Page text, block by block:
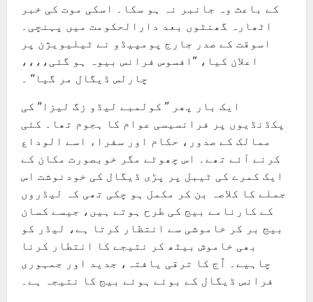
کے باعث وہ جانبر نہ ہو سکا۔ اسکی موت کی خبر
اٹھارہ گھنٹوں بعد دارالحکومت میں پہنچی۔
اسوقت کے صدر جارج پومپیڈو نے ٹیلیویژن پر
اعلان کیا، ’’افسوس فرانس بیوہ ہو گئی،،،،
چارلس ڈیگال مر گیا‘‘ ۔
ایک بار پھر ’’ کولمبے لیڈو زگ لیزا‘‘ کی
پکڈنڈیوں پر فرانسیسی عوام کا ہجوم تھا۔ کئی
ممالک کے صدور، حکام اور سفراء اسے الوداع
کرنے آئے تھے۔ اس چھوٹے مگر خوبصورت مکان کے
ایک کمرے کی ٹیبل پر پڑی ڈیگال کی خودنوشت اس
جملے کا کلاصہ بن کر مکمل ہو چکی تھی کہ لیڈروں
کے کارنامے بیج کی طرح ہوتے ہیں، جیسے کسان
بیج بر کر خاموشی سے انتظار کرتا ہے، لیڈر کو
بھی خاموش بیٹھ کر نتیجے کا انتطار کرنا
چاہیے۔ آّج کا ترقی یافتہ، جدید اور جمہوری
فرانس ڈیگال کے بوئے ہوئے بیج کا نتیجہ ہے۔